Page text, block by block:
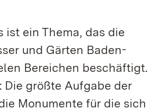
ist ein Thema, das die
und Gärten Baden-
Bereichen beschäftigt.
Die größte Aufgabe der
Monumente für die sich